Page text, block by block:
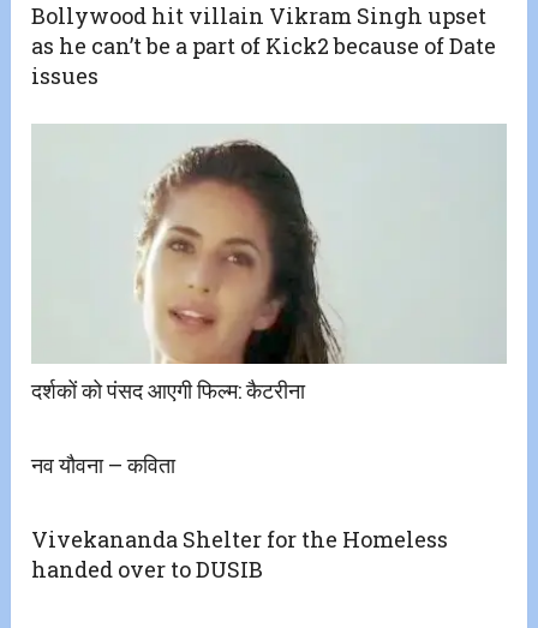
Bollywood hit villain Vikram Singh upset
as he can’t be a part of Kick2 because of Date
issues
दर्शकों को पंसद आएगी फिल्म: कैटरीना
नव यौवना – कविता
Vivekananda Shelter for the Homeless
handed over to DUSIB